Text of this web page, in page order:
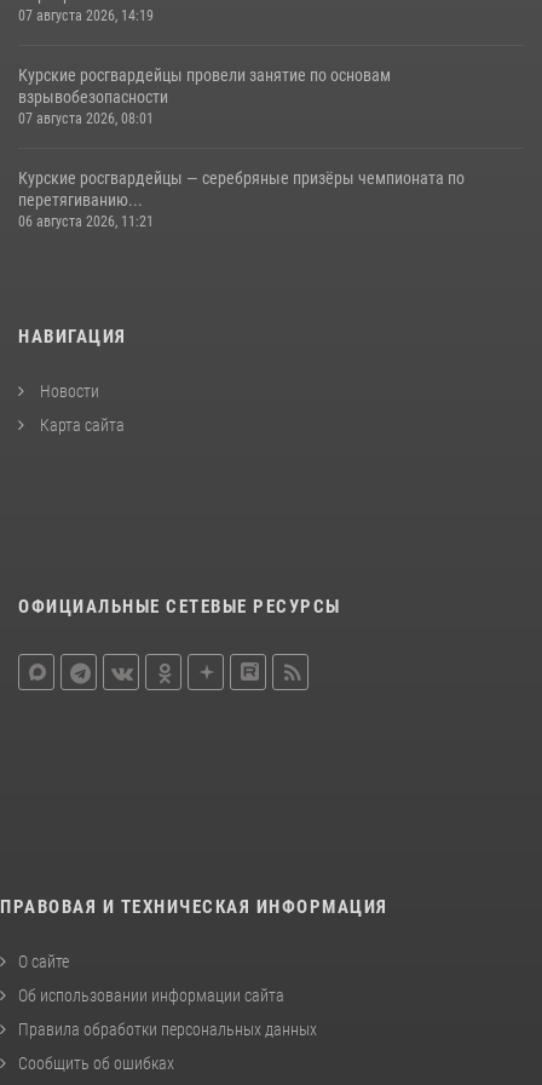
07 августа 2026, 14:19
Курские росгвардейцы провели занятие по основам
взрывобезопасности
07 августа 2026, 08:01
Курские росгвардейцы — серебряные призёры чемпионата по
перетягиванию...
06 августа 2026, 11:21
НАВИГАЦИЯ
Новости
Карта сайта
ОФИЦИАЛЬНЫЕ СЕТЕВЫЕ РЕСУРСЫ
ПРАВОВАЯ И ТЕХНИЧЕСКАЯ ИНФОРМАЦИЯ
О сайте
Об использовании информации сайта
Правила обработки персональных данных
Сообщить об ошибках